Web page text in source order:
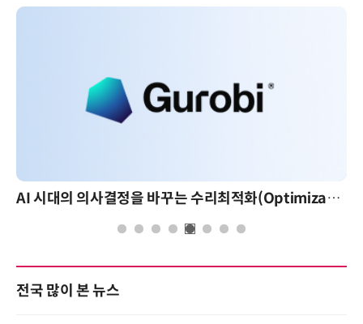
AI 시대의 의사결정을 바꾸는 수리최적화(Optimization): 실제 산업 적용 사례와 활용 전략
전국 많이 본 뉴스